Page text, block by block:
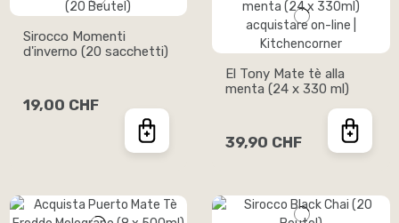
Sirocco Momenti
d'inverno (20 sacchetti)
19,00 CHF
El Tony Mate tè alla
menta (24 x 330 ml)
39,90 CHF